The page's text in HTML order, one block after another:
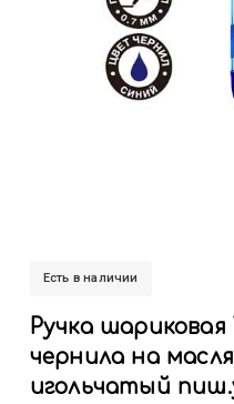
Есть в наличии
Ручка
чернила на
игольчатый